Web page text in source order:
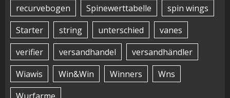
recurvebogen
Spinewerttabelle
spin wings
Starter
string unterschied
vanes
verifier
versandhandel
versandhändler
Wiawis
Win&Win Winners
Wns